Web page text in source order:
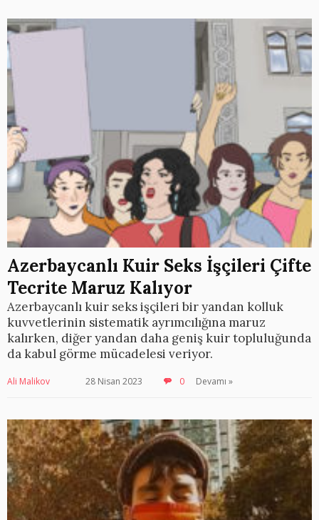
Azerbaycanlı Kuir Seks İşçileri Çifte
Tecrite Maruz Kalıyor
Azerbaycanlı kuir seks işçileri bir yandan kolluk
kuvvetlerinin sistematik ayrımcılığına maruz
kalırken, diğer yandan daha geniş kuir topluluğunda
da kabul görme mücadelesi veriyor.
Ali Malikov 28 Nisan 2023 0 Devamı »